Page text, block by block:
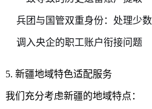
兵团与国管双重身份：处理少
调入央企的职工账户衔接问题
5. 新疆地域特色适配服务
我们充分考虑新疆的地域特点：